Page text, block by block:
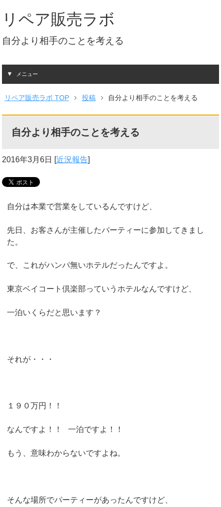
リペア販売ラボ
自分より相手のことを考える
メニュー
リペア販売ラボ TOP 投稿 自分より相手のことを考える
自分より相手のことを考える
2016年3月6日 [近況報告]
自分は本業で営業をしているんですけど、
先日、お客さんが主催したパーティーに参加してきまし
た。
で、これがハンパ無いホテルだったんですよ。
東京ベイコート倶楽部っていうホテルなんですけど、
一泊いくらだと思います？
それが・・・
１９０万円！！
なんですよ！！ 一泊ですよ！！
もう、意味わからないですよね。
そんな場所でパーティーがあったんですけど、